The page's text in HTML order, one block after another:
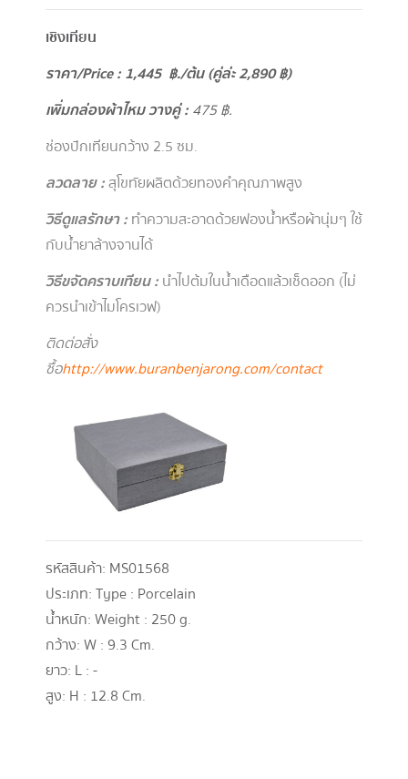
เชิงเทียน
ราคา/Price : 1,445 ฿./ต้น (คู่ล่ะ 2,890 ฿)
เพิ่มกล่องผ้าไหม วางคู่ :475 ฿.
ช่องปักเทียนกว้าง 2.5 ซม.
ลวดลาย :สุโขทัย ผลิตด้วยทองคำคุณภาพสูง
วิธีดูแลรักษา :ทำความสะอาดด้วยฟองน้ำหรือผ้านุ่มๆ ใช้
กับน้ำยาล้างจานได้
วิธีขจัดคราบเทียน :นำไปต้มในน้ำเดือดแล้วเช็ดออก (ไม่
ควรนำเข้าไมโครเวฟ)
ติดต่อสั่ง
ซื้อhttp://www.buranbenjarong.com/contact
รหัสสินค้า: MS01568
ประเภท:Type : Porcelain
น้ำหนัก:Weight : 250 g.
กว้าง:W : 9.3 Cm.
ยาว: L : -
สูง: H : 12.8 Cm.